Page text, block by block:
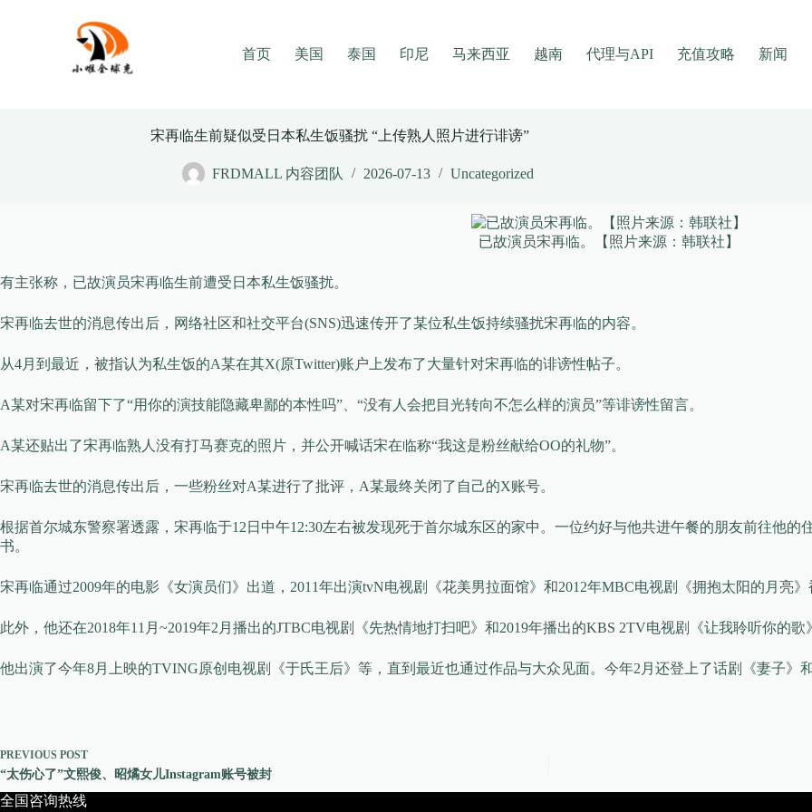
首页
美国 泰国 印尼 马来西亚 越南 代理与API 充值攻略 新闻
宋再临生前疑似受日本私生饭骚扰 “上传熟人照片进行诽谤”
FRDMALL 内容团队 2026-07-13 Uncategorized
已故演员宋再临。【照片来源：韩联社】
有主张称，已故演员宋再临生前遭受日本私生饭骚扰。
宋再临去世的消息传出后，网络社区和社交平台(SNS)迅速传开了某位私生饭持续骚扰宋再临的内容。
从4月到最近，被指认为私生饭的A某在其X(原Twitter)账户上发布了大量针对宋再临的诽谤性帖子。
A某对宋再临留下了“用你的演技能隐藏卑鄙的本性吗”、“没有人会把目光转向不怎么样的演员”等诽谤性留言。
A某还贴出了宋再临熟人没有打马赛克的照片，并公开喊话宋在临称“我这是粉丝献给OO的礼物”。
宋再临去世的消息传出后，一些粉丝对A某进行了批评，A某最终关闭了自己的X账号。
根据首尔城东警察署透露，宋再临于12日中午12:30左右被发现死于首尔城东区的家中。一位约好与他共进午餐的朋友前往他
书。
宋再临通过2009年的电影《女演员们》出道，2011年出演tvN电视剧《花美男拉面馆》和2012年MBC电视剧《拥抱太阳的月亮
此外，他还在2018年11月~2019年2月播出的JTBC电视剧《先热情地打扫吧》和2019年播出的KBS 2TV电视剧《让我聆听你的歌
他出演了今年8月上映的TVING原创电视剧《于氏王后》等，直到最近也通过作品与大众见面。今年2月还登上了话剧《妻子》
PREVIOUS POST
“太伤心了”文熙俊、昭燏女儿Instagram账号被封
全国咨询热线